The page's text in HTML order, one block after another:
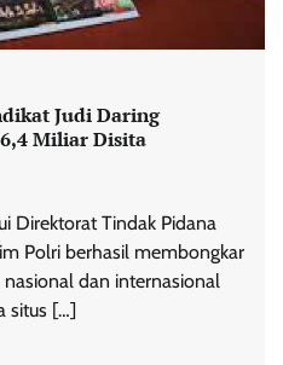
Judi Daring
Miliar Disita
Direktorat Tindak Pidana
Polri berhasil membongkar
dan internasional
situs […]